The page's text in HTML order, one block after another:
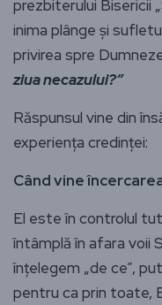
prezbiterului Bisericii
inima plânge și
privirea spre
ziua necazului?”
Răspunsul vine din
experiența credinței:
Când vine
El este în controlul
întâmplă în afara voii
înțelegem „de ce”,
pentru ca prin toate,